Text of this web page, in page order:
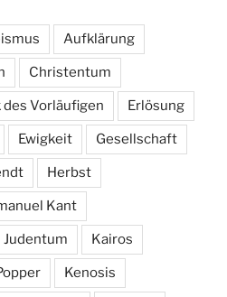
Aufklärung
Christentum
des Vorläufigen Erlösung
Ewigkeit Gesellschaft
Herbst
Kant
Judentum Kairos
Kenosis